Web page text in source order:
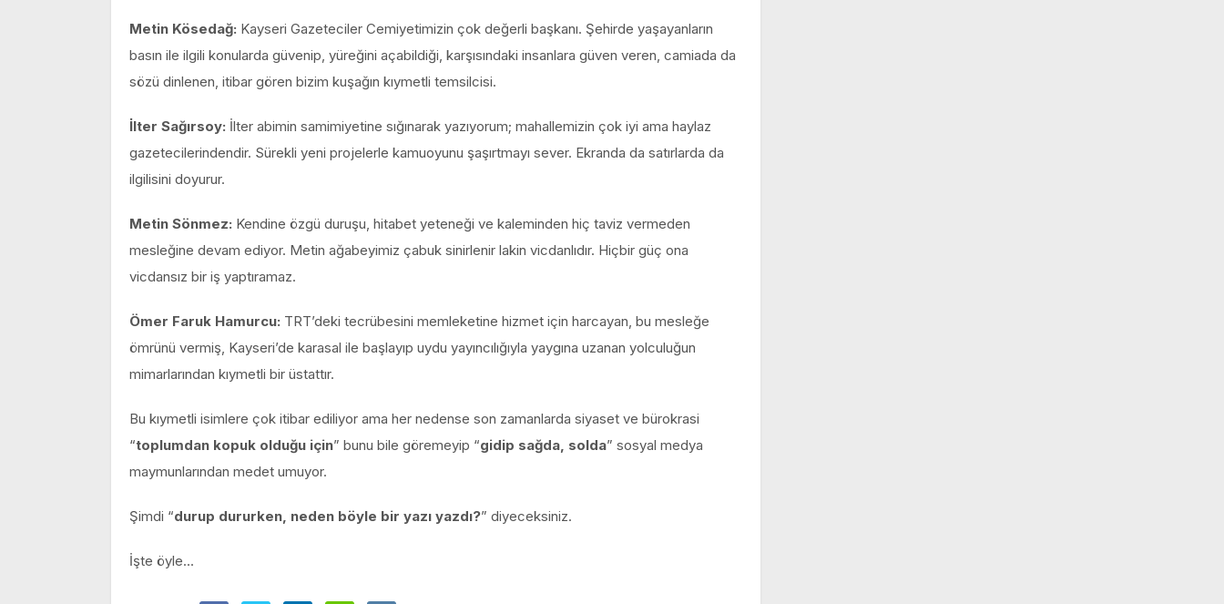
Metin Kösedağ: Kayseri Gazeteciler Cemiyetimizin çok değerli başkanı. Şehirde yaşayanların
basın ile ilgili konularda güvenip, yüreğini açabildiği, karşısındaki insanlara güven veren, camiada da
sözü dinlenen, itibar gören bizim kuşağın kıymetli temsilcisi.
İlter Sağırsoy: İlter abimin samimiyetine sığınarak yazıyorum; mahallemizin çok iyi ama haylaz
gazetecilerindendir. Sürekli yeni projelerle kamuoyunu şaşırtmayı sever. Ekranda da satırlarda da
ilgilisini doyurur.
Metin Sönmez: Kendine özgü duruşu, hitabet yeteneği ve kaleminden hiç taviz vermeden
mesleğine devam ediyor. Metin ağabeyimiz çabuk sinirlenir lakin vicdanlıdır. Hiçbir güç ona
vicdansız bir iş yaptıramaz.
Ömer Faruk Hamurcu: TRT’deki tecrübesini memleketine hizmet için harcayan, bu mesleğe
ömrünü vermiş, Kayseri’de karasal ile başlayıp uydu yayıncılığıyla yaygına uzanan yolculuğun
mimarlarından kıymetli bir üstattır.
Bu kıymetli isimlere çok itibar ediliyor ama her nedense son zamanlarda siyaset ve bürokrasi
“toplumdan kopuk olduğu için” bunu bile göremeyip “gidip sağda, solda” sosyal medya
maymunlarından medet umuyor.
Şimdi “durup dururken, neden böyle bir yazı yazdı?” diyeceksiniz.
İşte öyle…